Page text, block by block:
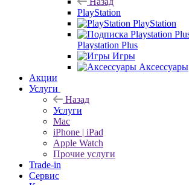
PlayStation
PlayStation
Playstation Plus
Игры
Аксессуары
Акции
Услуги
Назад
Услуги
Mac
iPhone | iPad
Apple Watch
Прочие услуги
Trade-in
Сервис